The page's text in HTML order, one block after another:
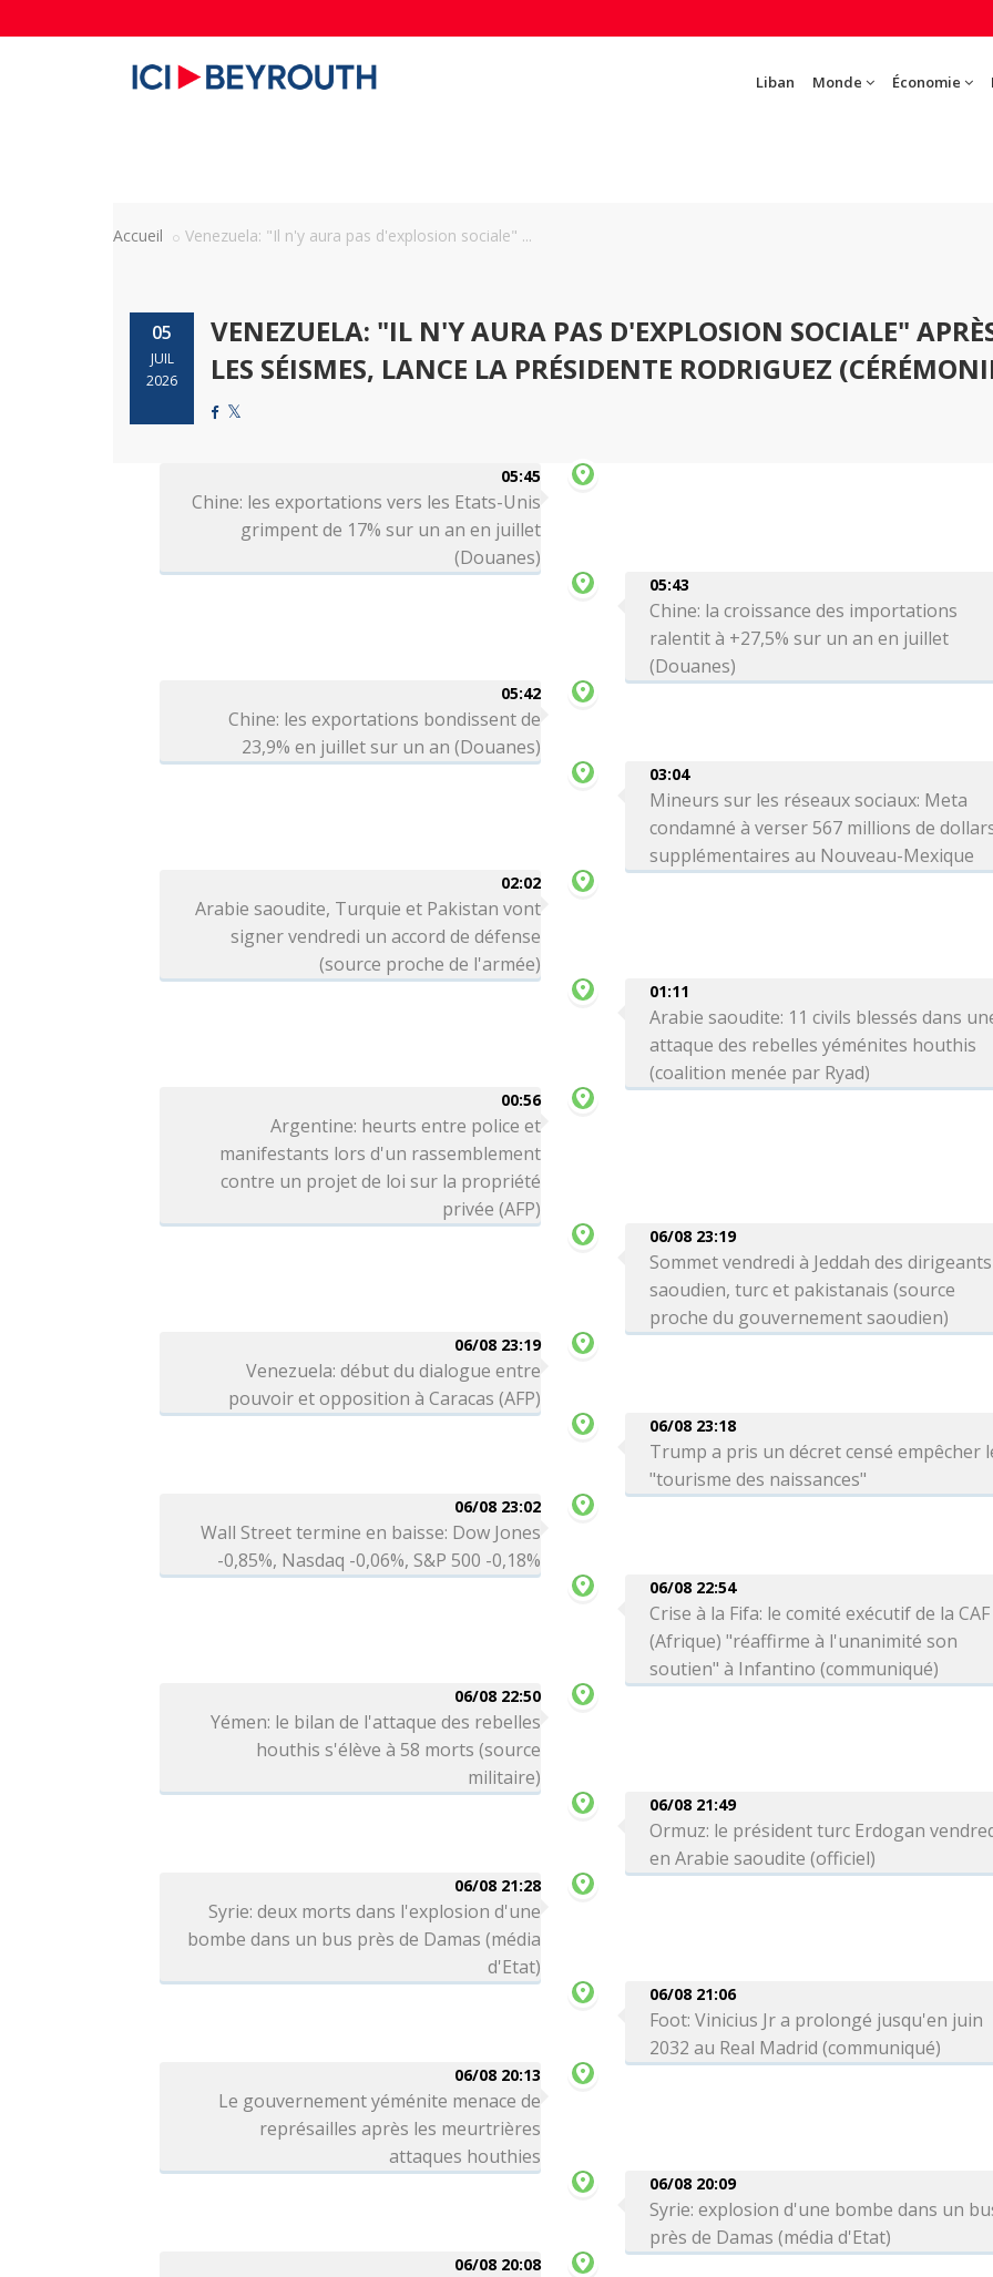
Liban Monde Économie
Accueil Venezuela: "Il n'y aura pas d'explosion sociale" ...
05
JUIL
2026
VENEZUELA: "IL N'Y AURA PAS D'EXPLOSION SOCIALE"
LES SÉISMES, LANCE LA PRÉSIDENTE RODRIGUEZ
05:45
Chine: les exportations vers les Etats-Unis
grimpent de 17% sur un an en juillet
(Douanes)
05:43
Chine: la croissance des importations
ralentit à +27,5% sur un an en juillet
(Douanes)
05:42
Chine: les exportations bondissent de
23,9% en juillet sur un an (Douanes)
03:04
Mineurs sur les réseaux sociaux: Meta
condamné à verser 567 millions de
supplémentaires au Nouveau-Mexique
02:02
Arabie saoudite, Turquie et Pakistan vont
signer vendredi un accord de défense
(source proche de l'armée)
01:11
Arabie saoudite: 11 civils blessés dans
attaque des rebelles yéménites houthis
(coalition menée par Ryad)
00:56
Argentine: heurts entre police et
manifestants lors d'un rassemblement
contre un projet de loi sur la propriété
privée (AFP)
06/08 23:19
Sommet vendredi à Jeddah des dirigeants
saoudien, turc et pakistanais (source
proche du gouvernement saoudien)
06/08 23:19
Venezuela: début du dialogue entre
pouvoir et opposition à Caracas (AFP)
06/08 23:18
Trump a pris un décret censé empêcher
"tourisme des naissances"
06/08 23:02
Wall Street termine en baisse: Dow Jones
-0,85%, Nasdaq -0,06%, S&P 500 -0,18%
06/08 22:54
Crise à la Fifa: le comité exécutif de la CAF
(Afrique) "réaffirme à l'unanimité son
soutien" à Infantino (communiqué)
06/08 22:50
Yémen: le bilan de l'attaque des rebelles
houthis s'élève à 58 morts (source
militaire)
06/08 21:49
Ormuz: le président turc Erdogan
en Arabie saoudite (officiel)
06/08 21:28
Syrie: deux morts dans l'explosion d'une
bombe dans un bus près de Damas (média
d'Etat)
06/08 21:06
Foot: Vinicius Jr a prolongé jusqu'en juin
2032 au Real Madrid (communiqué)
06/08 20:13
Le gouvernement yéménite menace de
représailles après les meurtrières
attaques houthies
06/08 20:09
Syrie: explosion d'une bombe dans un
près de Damas (média d'Etat)
06/08 20:08